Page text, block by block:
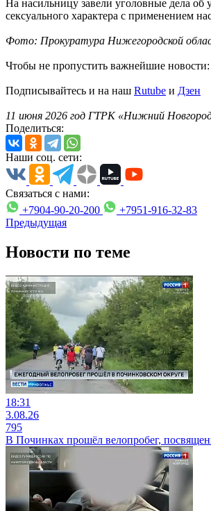
На насильницу завели уголовные дела
сексуального характера с применением
Фото: Прокуратура Нижегородской
Чтобы не пропустить важнейшие новости:
Подписывайтесь и на наш Rutube и Дзен
11 июня 2026 год ГТРК «Нижний
Поделиться:
Наши соц. сети:
Связаться с нами:
+7904-90-20-200
+7951-916-32-83
Предыдущая
Новости по теме
18:31
3.08.26
795
В Починках прошёл велопробег,